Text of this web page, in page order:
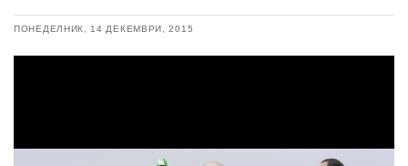
ПОНЕДЕЛНИК, 14 ДЕКЕМВРИ, 2015